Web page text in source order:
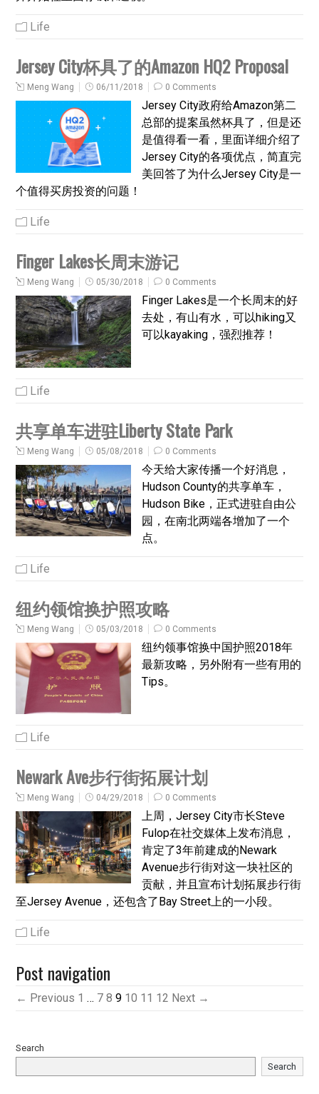
Life
Jersey City杯具了的Amazon HQ2 Proposal
Meng Wang 06/11/2018 0 Comments
Jersey City政府给Amazon第二
总部的提案虽然杯具了，但是还
是值得看一看，里面详细介绍了
Jersey City的各项优点，简直完
美回答了为什么Jersey City是一
个值得买房投资的问题！
Life
Finger Lakes长周末游记
Meng Wang 05/30/2018 0 Comments
Finger Lakes是一个长周末的好
去处，有山有水，可以hiking又
可以kayaking，强烈推荐！
Life
共享单车进驻Liberty State Park
Meng Wang 05/08/2018 0 Comments
今天给大家传播一个好消息，
Hudson County的共享单车，
Hudson Bike，正式进驻自由公
园，在南北两端各增加了一个
点。
Life
纽约领馆换护照攻略
Meng Wang 05/03/2018 0 Comments
纽约领事馆换中国护照2018年
最新攻略，另外附有一些有用的
Tips。
Life
Newark Ave步行街拓展计划
Meng Wang 04/29/2018 0 Comments
上周，Jersey City市长Steve
Fulop在社交媒体上发布消息，
肯定了3年前建成的Newark
Avenue步行街对这一块社区的
贡献，并且宣布计划拓展步行街
至Jersey Avenue，还包含了Bay Street上的一小段。
Life
Post navigation
← Previous 1 … 7 8 9 10 11 12 Next →
Search
Search